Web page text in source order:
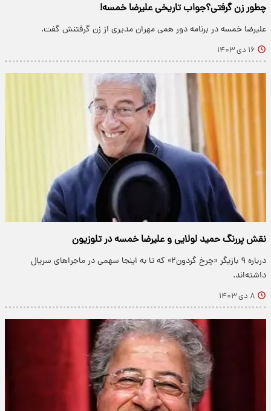
چطور زن گرفتی؟جواب تاریخی علیرضا خمسه!
علیرضا خمسه در برنامه دور همی مهران مدیری از زن گرفتنش گفت.
۱۶ دی ۱۴۰۳
نقش پررنگ حمید لولایی و علیرضا خمسه در تلوزیون
درباره ۹ بازیگر «چرخ گردون۲» که تا به اینجا سهمی در ماجرا‌های سریال
داشته‌اند.
۸ دی ۱۴۰۳